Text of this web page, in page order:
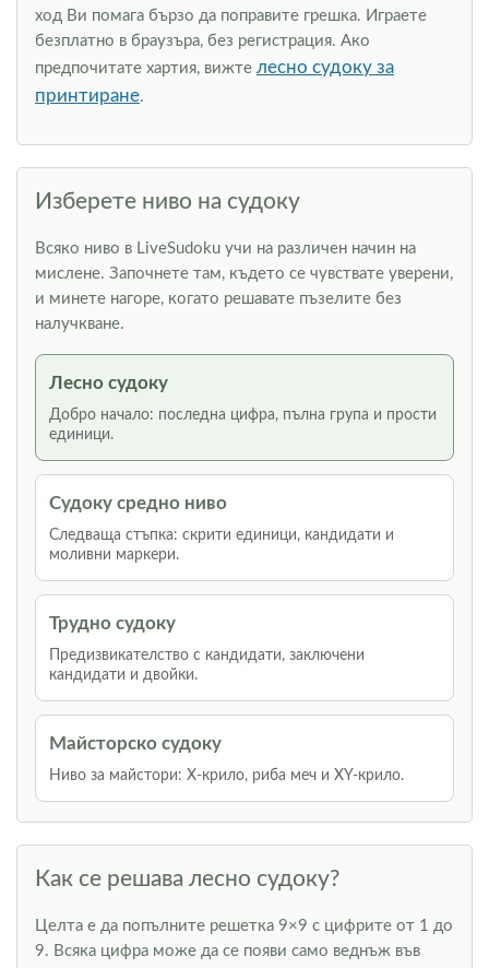
ход Ви помага бързо да поправите грешка. Играете
безплатно в браузъра, без регистрация. Ако
предпочитате хартия, вижте лесно судоку за
принтиране.
Изберете ниво на судоку
Всяко ниво в LiveSudoku учи на различен начин на
мислене. Започнете там, където се чувствате уверени,
и минете нагоре, когато решавате пъзелите без
налучкване.
Лесно судоку
Добро начало: последна цифра, пълна група и прости
единици.
Судоку средно ниво
Следваща стъпка: скрити единици, кандидати и
моливни маркери.
Трудно судоку
Предизвикателство с кандидати, заключени
кандидати и двойки.
Майсторско судоку
Ниво за майстори: Х-крило, риба меч и XY-крило.
Как се решава лесно судоку?
Целта е да попълните решетка 9×9 с цифрите от 1 до
9. Всяка цифра може да се появи само веднъж във